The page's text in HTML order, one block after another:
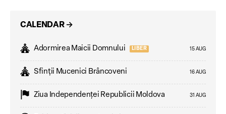
CALENDAR →
Adormirea Maicii Domnului LIBER 15 AUG
Sfinții Mucenici Brâncoveni 16 AUG
Ziua Independenţei Republicii Moldova 31 AUG